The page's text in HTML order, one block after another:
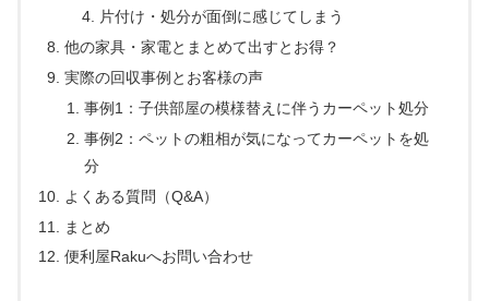
片付け・処分が面倒に感じてしまう
他の家具・家電とまとめて出すとお得？
実際の回収事例とお客様の声
事例1：子供部屋の模様替えに伴うカーペット処分
事例2：ペットの粗相が気になってカーペットを処
分
よくある質問（Q&A）
まとめ
便利屋Rakuへお問い合わせ